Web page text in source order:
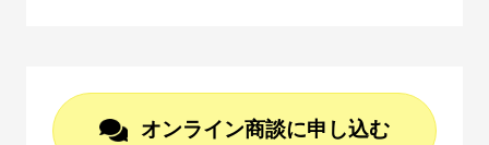
オンライン商談に申し込む